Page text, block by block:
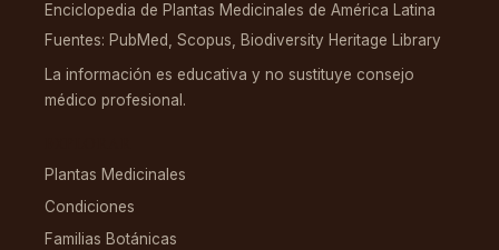
Enciclopedia de Plantas Medicinales de América Latina
Fuentes: PubMed, Scopus, Biodiversity Heritage Library
La información es educativa y no sustituye consejo
médico profesional.
Plantas Medicinales
Condiciones
Familias Botánicas